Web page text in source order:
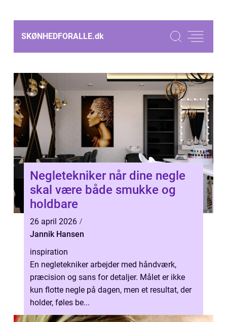
SKØNHEDFORALLE.dk
Negletekniker når dine negle
skal være både smukke og
holdbare
26 april 2026
Jannik Hansen
inspiration
En negletekniker arbejder med håndværk,
præcision og sans for detaljer. Målet er ikke
kun flotte negle på dagen, men et resultat, der
holder, føles be...